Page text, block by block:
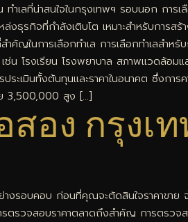
ำเลที่น่าสนใจในกรุงเทพฯ รอบนอก กา
งธุรกิจที่กำลังเติบโต เหมาะสำหรับการ
ในการเลือกทำเล การเลือกทำเลสำหรั
รงเรียน โรงพยาบาล สภาพแวดล้อมแล
ะเมินทั้งต้นทุนและราคาในอนาคต ซึ่งกา
ย 3,500,000 สูง […]
อง กรุง
อบคอบ ก่อนที่คุณจะตัดสินใจราคาขาย จ
ตรวจสอบราคาตลาดถึงสำคัญ การตรว